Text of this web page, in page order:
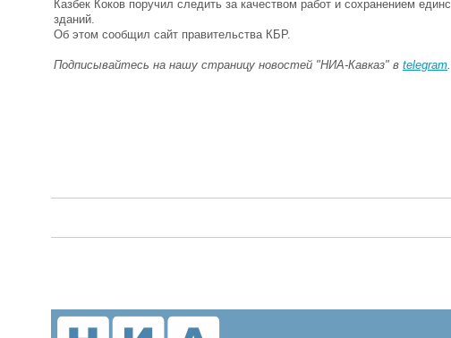
Казбек Коков поручил следить за качеством работ и сохранением
зданий.
Об этом сообщил сайт правительства КБР.
Подписывайтесь на нашу страницу новостей "НИА-Кавказ" в telegram